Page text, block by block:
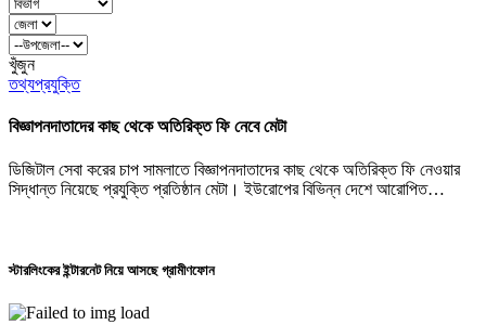
খুঁজুন
তথ্যপ্রযুক্তি
বিজ্ঞাপনদাতাদের কাছ থেকে অতিরিক্ত ফি নেবে মেটা
ডিজিটাল সেবা করের চাপ সামলাতে বিজ্ঞাপনদাতাদের কাছ থেকে অতিরিক্ত ফি নেওয়ার
সিদ্ধান্ত নিয়েছে প্রযুক্তি প্রতিষ্ঠান মেটা। ইউরোপের বিভিন্ন দেশে আরোপিত…
স্টারলিংকের ইন্টারনেট নিয়ে আসছে গ্রামীণফোন